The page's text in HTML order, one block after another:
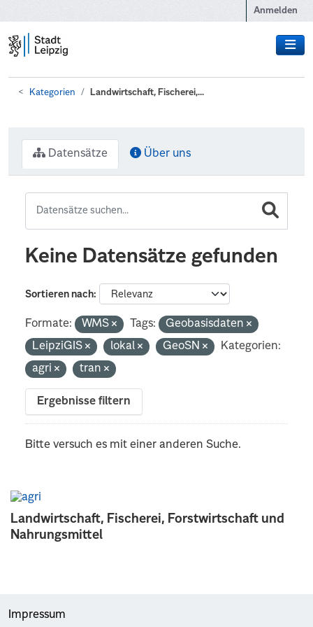
Anmelden
Kategorien Landwirtschaft, Fischerei,...
Landwirtschaft, Fischerei, Forstwirtschaft und
Nahrungsmittel
Datensätze Über uns
Keine Datensätze gefunden
Sortieren nach
Formate: WMS Tags:
Geobasisdaten
LeipziGIS
lokal GeoSN
Kategorien:
agri
tran
Ergebnisse filtern
Bitte versuch es mit einer anderen Suche.
Impressum